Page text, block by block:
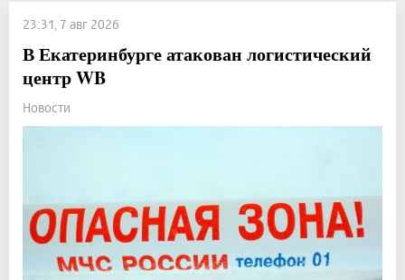
23:31, 7 авг 2026
В Екатеринбурге атакован логистический
центр WB
Новости